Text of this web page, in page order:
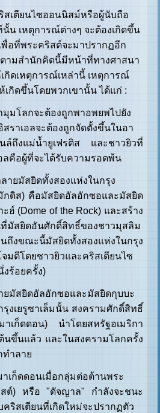
เตียนไซออนนิสม์หรือผู้นับถือ
น เหตุการณ์ต่างๆ จะต้องเกิดขึ้น
พื่อที่พระคริสต์จะมาปรากฏอีก
ามสำนักคิดนี้มีหน้าที่ทางศาสนา
กิดเหตุการณ์เหล่านี้ เหตุการณ์
เกิดขึ้นโดยพวกเขานั้น ได้แก่ :
มุมโลกจะต้องถูกพาอพยพไปยัง
สราเอลจะต้องถูกจัดตั้งขึ้นในอา
ล์ถึงแม่น้ำยูเฟรติส และชาวยิวที่
ลคือผู้ที่จะได้รับความรอดพ้น
ายมัสยิดทั้งสองแห่งในกรุง
กดิส) คือมัสยิดอัลอักซอและมัสยิด
ฮ์ (Dome of the Rock) และสร้าง
มัสยิดอันศักดิ์สิทธิ์ของชาวมุสลิม
งขณะนี้มัสยิดทั้งสองแห่งในกรุง
จมตีโดยชาวยิวและคริสเตียนไซ
ร้อยครั้ง)
ยมัสยิดอัลอักซอและมัสยิดกุบบะ
งเยรูซาเล็มนั้น สงครามศักดิ์สิทธิ์
เก็ดดอน) นำโดยสหรัฐอเมริกา
นขึ้นแล้ว และในสงครามโลกครั้ง
ำลาย
เก็ดดอนเมื่อกลุ่มต่อต้านพระ
ต์) หรือ "ดัจญาล" กำลังจะชนะ
ริสเตียนที่เกิดใหม่จะปรากฏตัว